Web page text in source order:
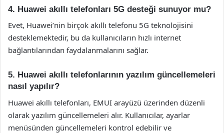
4. Huawei akıllı telefonları 5G desteği sunuyor mu?
Evet, Huawei’nin birçok akıllı telefonu 5G teknolojisini
desteklemektedir, bu da kullanıcıların hızlı internet
bağlantılarından faydalanmalarını sağlar.
5. Huawei akıllı telefonlarının yazılım güncellemeleri
nasıl yapılır?
Huawei akıllı telefonları, EMUI arayüzü üzerinden düzenli
olarak yazılım güncellemeleri alır. Kullanıcılar, ayarlar
menüsünden güncellemeleri kontrol edebilir ve